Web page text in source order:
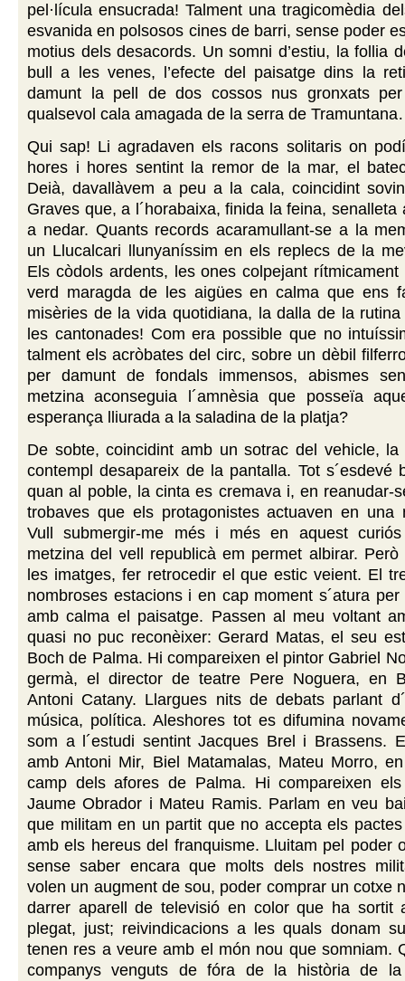
pel·lícula ensucrada! Talment una tragicomèdia
esvanida en polsosos cines de barri, sense poder
motius dels desacords. Un somni d’estiu, la follia
bull a les venes, l’efecte del paisatge dins la
damunt la pell de dos cossos nus gronxats
qualsevol cala amagada de la serra de
Qui sap! Li agradaven els racons solitaris on
hores i hores sentint la remor de la mar, el
Deià, davallàvem a peu a la cala, coincidint
Graves que, a l´horabaixa, finida la feina, senalleta
a nedar. Quants records acaramullant-se a la
un Llucalcari llunyaníssim en els replecs de la
Els còdols ardents, les ones colpejant
verd maragda de les aigües en calma que ens
misèries de la vida quotidiana, la dalla de la
les cantonades! Com era possible que no
talment els acròbates del circ, sobre un dèbil
per damunt de fondals immensos, abismes
metzina aconseguia l´amnèsia que posseïa
esperança lliurada a la saladina de la platja?
De sobte, coincidint amb un sotrac del vehicle, la
contempl desapareix de la pantalla. Tot s´esdevé
quan al poble, la cinta es cremava i, en reanudar-
trobaves que els protagonistes actuaven en una
Vull submergir-me més i més en aquest
metzina del vell republicà em permet albirar.
les imatges, fer retrocedir el que estic veient. El
nombroses estacions i en cap moment s´atura
amb calma el paisatge. Passen al meu voltant
quasi no puc reconèixer: Gerard Matas, el seu
Boch de Palma. Hi compareixen el pintor Gabriel
germà, el director de teatre Pere Noguera, en
Antoni Catany. Llargues nits de debats parlant
música, política. Aleshores tot es difumina
som a l´estudi sentint Jacques Brel i Brassens.
amb Antoni Mir, Biel Matamalas, Mateu Morro,
camp dels afores de Palma. Hi compareixen els
Jaume Obrador i Mateu Ramis. Parlam en veu
que militam en un partit que no accepta els pactes
amb els hereus del franquisme. Lluitam pel poder
sense saber encara que molts dels nostres
volen un augment de sou, poder comprar un cotxe
darrer aparell de televisió en color que ha sortit
plegat, just; reivindicacions a les quals donam
tenen res a veure amb el món nou que somniam.
companys venguts de fóra de la història de